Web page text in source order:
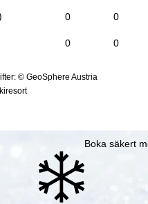
0 0
0 0
© GeoSphere Austria
Boka säkert